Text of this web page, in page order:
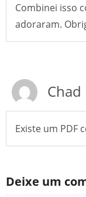
Combinei isso
adoraram.
Chad
Existe um PDF
Deixe um